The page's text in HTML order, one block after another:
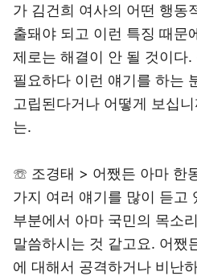
가 김건희 여사의 어떤 행동
출돼야 되고 이런 특징 때문
제로는 해결이 안 될 것이다
필요하다 이런 얘기를 하는
고립된다거나 어떻게 보십
는.
☏ 조경태 > 어쨌든 아마 한
가지 여러 얘기를 많이 듣고
부분에서 아마 국민의 목소
말씀하시는 것 같고요. 어쨌
에 대해서 공격하거나 비난